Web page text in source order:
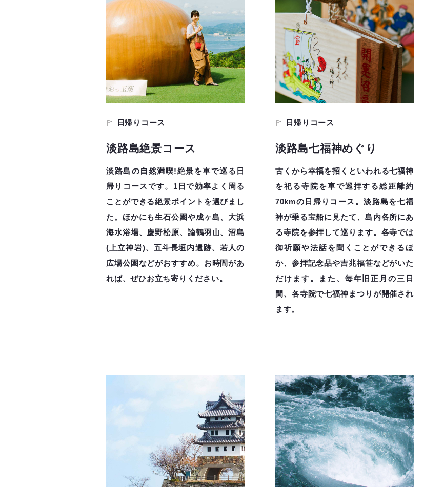
日帰りコース
淡路島絶景コース
淡路島の自然満喫!絶景を車で巡る日
帰りコースです。1日で効率よく周る
ことができる絶景ポイントを選びまし
た。ほかにも生石公園や成ヶ島、大浜
海水浴場、慶野松原、諭鶴羽山、沼島
(上立神岩)、五斗長垣内遺跡、若人の
広場公園などがおすすめ。お時間があ
れば、ぜひお立ち寄りください。
日帰りコース
淡路島七福神めぐり
古くから幸福を招くといわれる七福神
を祀る寺院を車で巡拝する総距離約
70kmの日帰りコース。淡路島を七福
神が乗る宝船に見たて、島内各所にあ
る寺院を参拝して巡ります。各寺では
御祈願や法話を聞くことができるほ
か、参拝記念品や吉兆福笹などがいた
だけます。また、毎年旧正月の三日
間、各寺院で七福神まつりが開催され
ます。